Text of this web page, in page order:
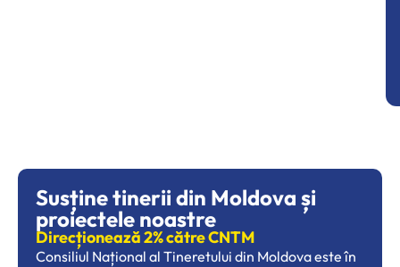
Susține tinerii din Moldova și
proiectele noastre
Direcționează 2% către CNTM
Consiliul Național al Tineretului din Moldova este în